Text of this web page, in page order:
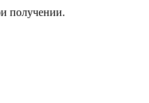
получении.